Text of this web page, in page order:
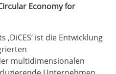
Economy for
ist die Entwicklung
multidimensionalen